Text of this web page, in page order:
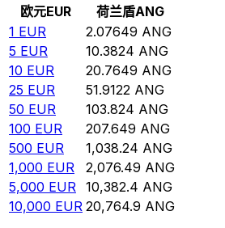
欧元EUR 荷兰盾ANG
1 EUR 2.07649 ANG
5 EUR 10.3824 ANG
10 EUR 20.7649 ANG
25 EUR 51.9122 ANG
50 EUR 103.824 ANG
100 EUR 207.649 ANG
500 EUR 1,038.24 ANG
1,000 EUR 2,076.49 ANG
5,000 EUR 10,382.4 ANG
10,000 EUR 20,764.9 ANG